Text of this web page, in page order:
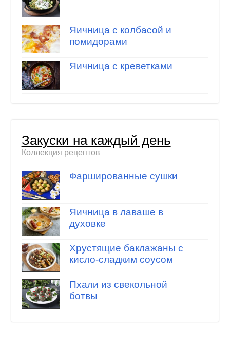
Яичница с колбасой и
помидорами
Яичница с креветками
Закуски на каждый день
Коллекция рецептов
Фаршированные сушки
Яичница в лаваше в
духовке
Хрустящие баклажаны с
кисло-сладким соусом
Пхали из свекольной
ботвы